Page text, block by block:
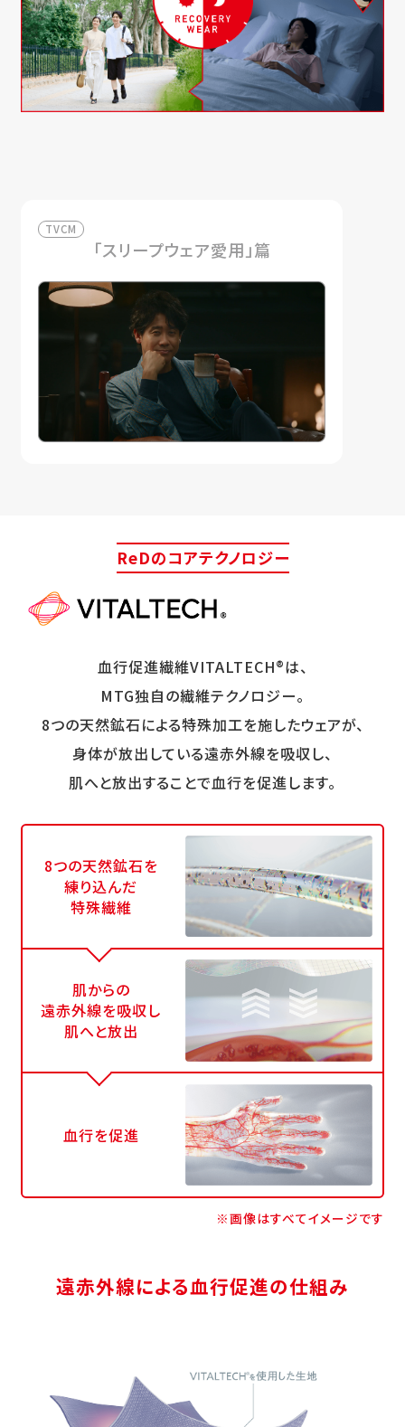
TVCM
「スリープウェア愛用」篇
ReDのコアテクノロジー
血行促進繊維VITALTECH®は、
MTG独自の繊維テクノロジー。
8つの天然鉱石による特殊加工を施したウェアが、
身体が放出している遠赤外線を吸収し、
肌へと放出することで血行を促進します。
8つの天然鉱石を
練り込んだ
特殊繊維
肌からの
遠赤外線を吸収し
肌へと放出
血行を促進
※画像はすべてイメージです
遠赤外線による血行促進の仕組み